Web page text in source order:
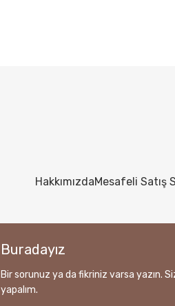
HakkımızdaMesafeli Satış
Buradayız
Bir sorunuz ya da fikriniz varsa yazın.
yapalım.